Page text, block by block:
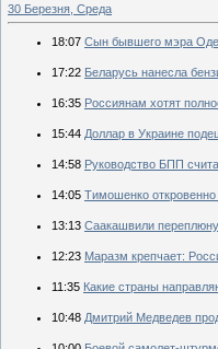
30 Березня, Среда
18:07 Сын бывшего мэра
17:22 Беларусь нанесла
16:35 Россиянам хотят
15:44 Доллар в Украине
14:58 Руководство БПП
14:05 Тимошенко откровенно
13:13 Саакашвили
12:23 Маразм крепчает:
11:35 Какие страны
10:48 Дмитрий Медведев